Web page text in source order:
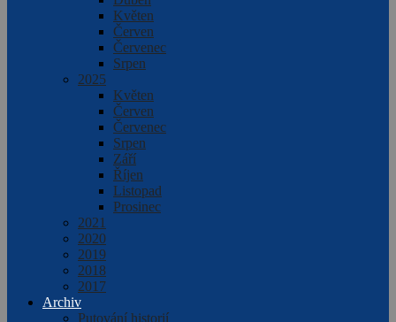
Květen
Červen
Červenec
Srpen
2025
Květen
Červen
Červenec
Srpen
Září
Říjen
Listopad
Prosinec
2021
2020
2019
2018
2017
Archiv
Putování historií